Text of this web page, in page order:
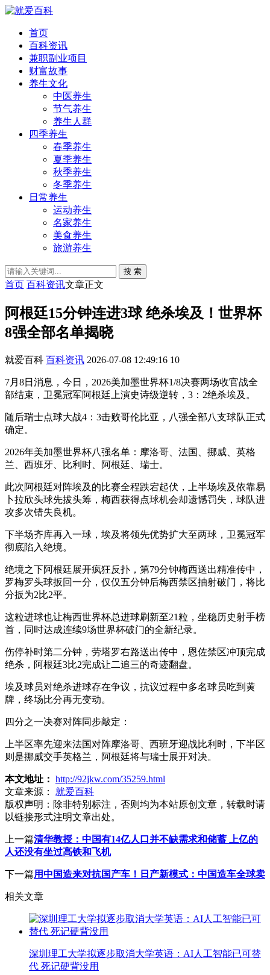
首页
百科资讯
兼职副业项目
财富故事
养生文化
中医养生
节气养生
养生人群
四季养生
春季养生
夏季养生
秋季养生
冬季养生
日常养生
运动养生
名家养生
美食养生
旅游养生
搜 索
首页 百科资讯文章正文
阿根廷15分钟连进3球 绝杀埃及！世界杯
8强全部名单揭晓
就爱百科 百科资讯 2026-07-08 12:49:16 10
7月8日消息，今日，2026美加墨世界杯1/8决赛两场收官战全
部结束，卫冕冠军阿根廷上演史诗级逆转，3：2绝杀埃及。
随后瑞士点球大战4：3击败哥伦比亚，八强全部八支球队正式
确定。
2026年美加墨世界杯八强名单：摩洛哥、法国、挪威、英格
兰、西班牙、比利时、阿根廷、瑞士。​​​
此次阿根廷对阵埃及的比赛全程跌宕起伏，上半场埃及依靠易
卜拉欣头球先拔头筹，梅西获得点球机会却遗憾罚失，球队进
攻多次错失良机。
下半场齐库再入一球，埃及将领先优势扩大至两球，卫冕冠军
彻底陷入绝境。
绝境之下阿根廷展开疯狂反扑，第79分钟梅西送出精准传中，
罗梅罗头球扳回一分，仅仅五分钟后梅西禁区抽射破门，将比
分扳为2比2平。
这粒进球也让梅西世界杯总进球刷新至21粒，坐稳历史射手榜
首，同时达成连续9场世界杯破门的全新纪录。
伤停补时第二分钟，劳塔罗右路送出传中，恩佐禁区冲顶完成
绝杀，阿根廷3比2完成让二追三的奇迹翻盘。
埃及球员对绝杀进球存在争议，抗议过程中多名球员吃到黄
牌，终场比分再无变动。
四分之一决赛对阵同步敲定：
上半区率先迎来法国对阵摩洛哥、西班牙迎战比利时，下半区
则是挪威交手英格兰，阿根廷将与瑞士展开对决。
本文地址： http://92jkw.com/35259.html
文章来源：
就爱百科
版权声明： 除非特别标注，否则均为本站原创文章，转载时请
以链接形式注明文章出处。
上一篇清华教授：中国有14亿人口并不缺需求和储蓄 上亿的
人还没有坐过高铁和飞机
下一篇用中国造来对抗国产车！日产新模式：中国造车全球卖
相关文章
深圳理工大学拟逐步取消大学英语：AI人工智能已可替
代 死记硬背没用